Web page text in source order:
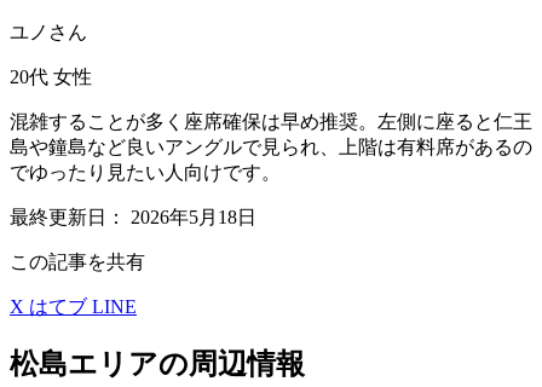
ユノさん
20代 女性
混雑することが多く座席確保は早め推奨。左側に座ると仁王
島や鐘島など良いアングルで見られ、上階は有料席があるの
でゆったり見たい人向けです。
最終更新日： 2026年5月18日
この記事を共有
X はてブ LINE
松島エリアの周辺情報